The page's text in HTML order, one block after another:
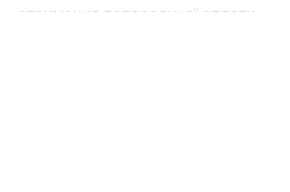
отримання попередньої оплати